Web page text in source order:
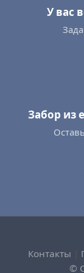
У вас
Забор из
©
Контакты